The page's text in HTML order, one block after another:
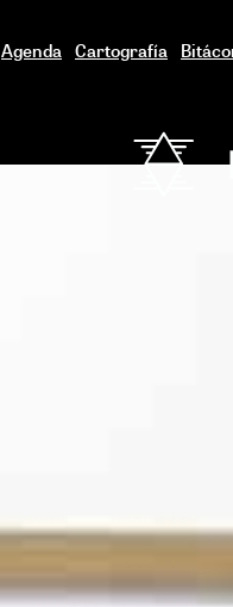
Agenda Cartografía